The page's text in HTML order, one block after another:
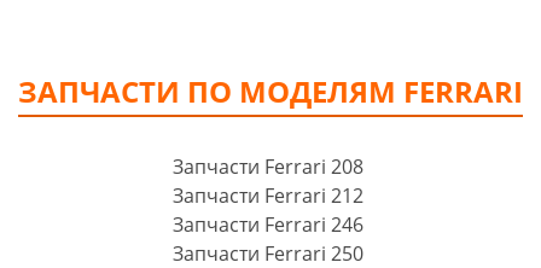
ЗАПЧАСТИ ПО МОДЕЛЯМ FERRARI
Запчасти Ferrari 208
Запчасти Ferrari 212
Запчасти Ferrari 246
Запчасти Ferrari 250